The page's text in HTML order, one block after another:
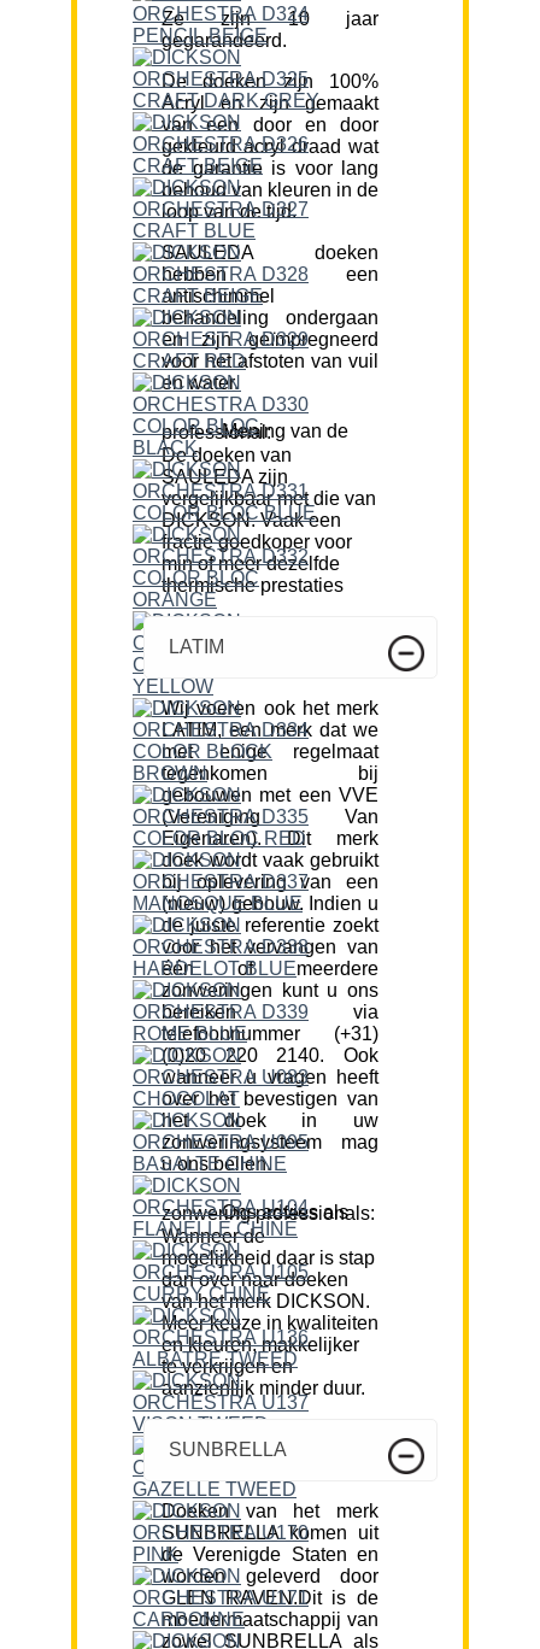
Ze zijn 10 jaar
gegarandeerd.
De doeken zijn 100%
Acryl en zijn gemaakt
van een door en door
gekleurd acryl draad wat
de garantie is voor lang
behoud van kleuren in de
loop van de tijd.
SAULEDA doeken
hebben een
antischimmel
behandeling ondergaan
en zijn geïmpregneerd
voor het afstoten van vuil
en water.
Mening van de professional:
De doeken van
SAULEDA zijn
vergelijkbaar met die van
DICKSON. Vaak een
fractie goedkoper voor
min of meer dezelfde
thermische prestaties
LATIM
Wij voeren ook het merk
LATIM, een merk dat we
met enige regelmaat
tegenkomen bij
gebouwen met een VVE
(Vereniging Van
Eigenaren). Dit merk
doek wordt vaak gebruikt
bij oplevering van een
(nieuw) gebouw. Indien u
de juiste referentie zoekt
voor het vervangen van
één of meerdere
zonweringen kunt u ons
bereiken via
telefoonnummer (+31)
(0)20 220 2140. Ook
wanneer u vragen heeft
over het bevestigen van
het doek in uw
zonweringsysteem mag
u ons bellen.
Ons advies als zonwering professionals:
Wanneer de
mogelijkheid daar is stap
dan over naar doeken
van het merk DICKSON.
Meer keuze in kwaliteiten
en kleuren, makkelijker
te verkrijgen en
aanzienlijk minder duur.
SUNBRELLA
Doeken van het merk
SUNBRELLA komen uit
de Verenigde Staten en
worden geleverd door
GLEN RAVEN.Dit is de
moedermaatschappij van
zowel SUNBRELLA als